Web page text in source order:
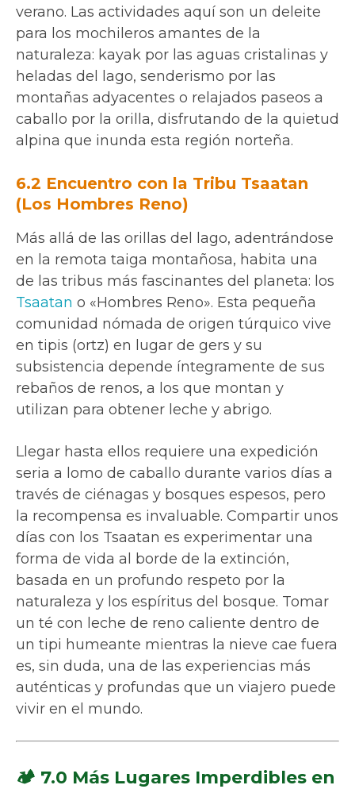
verano. Las actividades aquí son un deleite
para los mochileros amantes de la
naturaleza: kayak por las aguas cristalinas y
heladas del lago, senderismo por las
montañas adyacentes o relajados paseos a
caballo por la orilla, disfrutando de la quietud
alpina que inunda esta región norteña.
6.2 Encuentro con la Tribu Tsaatan
(Los Hombres Reno)
Más allá de las orillas del lago, adentrándose
en la remota taiga montañosa, habita una
de las tribus más fascinantes del planeta: los
Tsaatan o «Hombres Reno». Esta pequeña
comunidad nómada de origen túrquico vive
en tipis (ortz) en lugar de gers y su
subsistencia depende íntegramente de sus
rebaños de renos, a los que montan y
utilizan para obtener leche y abrigo.
Llegar hasta ellos requiere una expedición
seria a lomo de caballo durante varios días a
través de ciénagas y bosques espesos, pero
la recompensa es invaluable. Compartir unos
días con los Tsaatan es experimentar una
forma de vida al borde de la extinción,
basada en un profundo respeto por la
naturaleza y los espíritus del bosque. Tomar
un té con leche de reno caliente dentro de
un tipi humeante mientras la nieve cae fuera
es, sin duda, una de las experiencias más
auténticas y profundas que un viajero puede
vivir en el mundo.
🏕️ 7.0 Más Lugares Imperdibles en